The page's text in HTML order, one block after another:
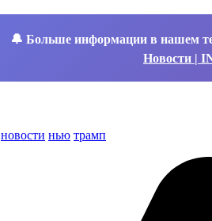
🔔 Больше информации в нашем
Новости |
новости нью трамп